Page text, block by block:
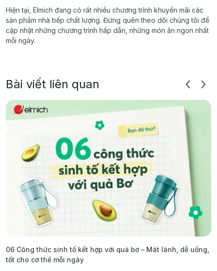
Hiện tại, Elmich đang có rất nhiều chương trình khuyến mãi các
sản phẩm nhà bếp chất lượng. Đừng quên theo dõi chúng tôi để
cập nhật những chương trình hấp dẫn, những món ăn ngon nhất
mỗi ngày.
Bài viết liên quan
06 Công thức sinh tố kết hợp với quả bơ – Mát lành, dễ uống,
tốt cho cơ thể mỗi ngày